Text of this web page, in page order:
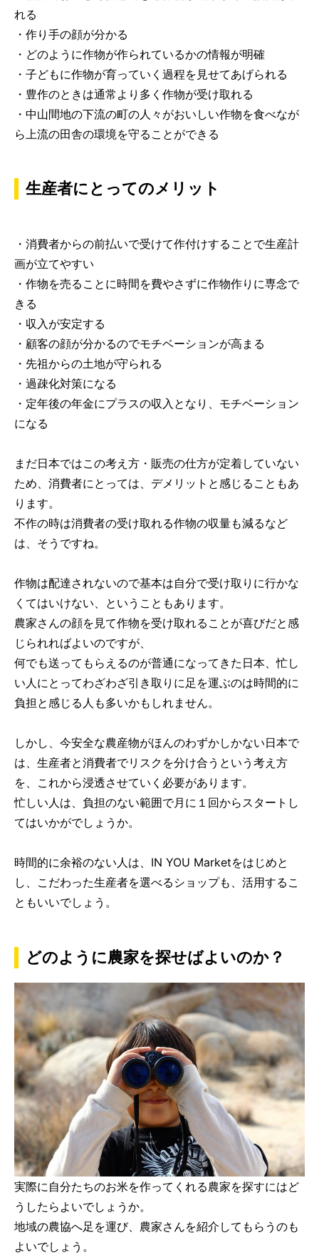
れる
・作り手の顔が分かる
・どのように作物が作られているかの情報が明確
・子どもに作物が育っていく過程を見せてあげられる
・豊作のときは通常より多く作物が受け取れる
・中山間地の下流の町の人々がおいしい作物を食べなが
ら上流の田舎の環境を守ることができる
生産者にとってのメリット
・消費者からの前払いで受けて作付けすることで生産計
画が立てやすい
・作物を売ることに時間を費やさずに作物作りに専念で
きる
・収入が安定する
・顧客の顔が分かるのでモチベーションが高まる
・先祖からの土地が守られる
・過疎化対策になる
・定年後の年金にプラスの収入となり、モチベーション
になる
まだ日本ではこの考え方・販売の仕方が定着していない
ため、消費者にとっては、デメリットと感じることもあ
ります。
不作の時は消費者の受け取れる作物の収量も減るなど
は、そうですね。
作物は配達されないので基本は自分で受け取りに行かな
くてはいけない、ということもあります。
農家さんの顔を見て作物を受け取れることが喜びだと感
じられればよいのですが、
何でも送ってもらえるのが普通になってきた日本、忙し
い人にとってわざわざ引き取りに足を運ぶのは時間的に
負担と感じる人も多いかもしれません。
しかし、今安全な農産物がほんのわずかしかない日本で
は、生産者と消費者でリスクを分け合うという考え方
を、これから浸透させていく必要があります。
忙しい人は、負担のない範囲で月に１回からスタートし
てはいかがでしょうか。
時間的に余裕のない人は、IN YOU Marketをはじめと
し、こだわった生産者を選べるショップも、活用するこ
ともいいでしょう。
どのように農家を探せばよいのか？
実際に自分たちのお米を作ってくれる農家を探すにはど
うしたらよいでしょうか。
地域の農協へ足を運び、農家さんを紹介してもらうのも
よいでしょう。